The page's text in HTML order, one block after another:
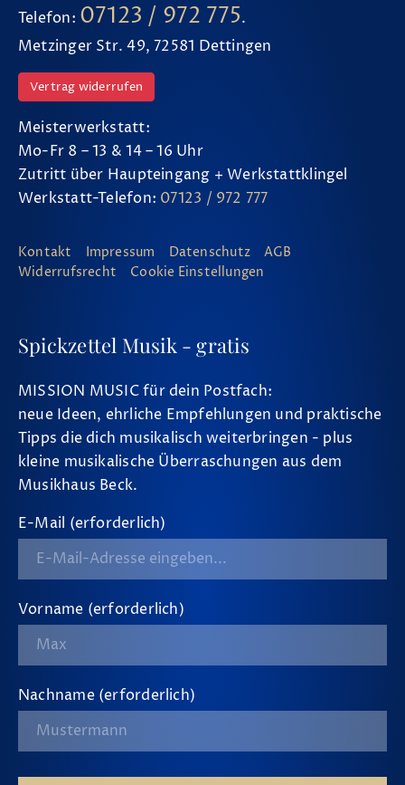
Telefon: 07123 / 972 775.
Metzinger Str. 49, 72581 Dettingen
Vertrag widerrufen
Meisterwerkstatt:
Mo-Fr 8 – 13 & 14 – 16 Uhr
Zutritt über Haupteingang + Werkstattklingel
Werkstatt-Telefon: 07123 / 972 777
Kontakt Impressum Datenschutz
AGB
Widerrufsrecht
Cookie Einstellungen
Spickzettel Musik - gratis
MISSION MUSIC für dein Postfach:
neue Ideen, ehrliche Empfehlungen und praktische
Tipps die dich musikalisch weiterbringen - plus
kleine musikalische Überraschungen aus dem
Musikhaus Beck.
E-Mail (erforderlich)
Vorname (erforderlich)
Nachname (erforderlich)